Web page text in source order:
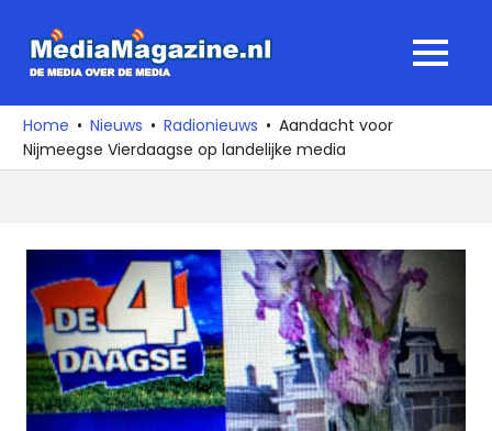
naar
media
over
de
MENU
Home Nieuws Radionieuws
Aandacht voor
Nijmeegse Vierdaagse op landelijke media